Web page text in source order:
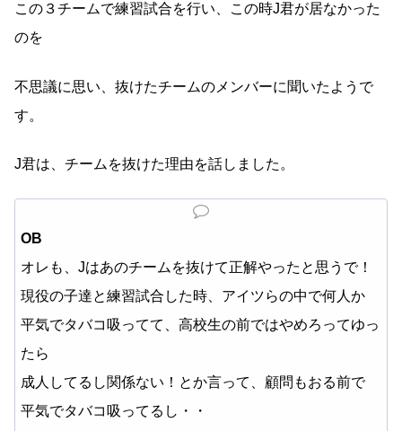
この３チームで練習試合を行い、この時J君が居なかった
のを
不思議に思い、抜けたチームのメンバーに聞いたようで
す。
J君は、チームを抜けた理由を話しました。
OB
オレも、Jはあのチームを抜けて正解やったと思うで！
現役の子達と練習試合した時、アイツらの中で何人か
平気でタバコ吸ってて、高校生の前ではやめろってゆっ
たら
成人してるし関係ない！とか言って、顧問もおる前で
平気でタバコ吸ってるし・・